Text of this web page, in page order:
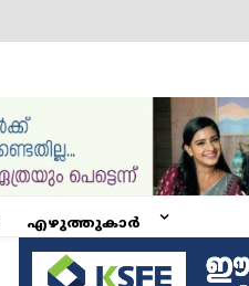
എഴുത്തുകാർ